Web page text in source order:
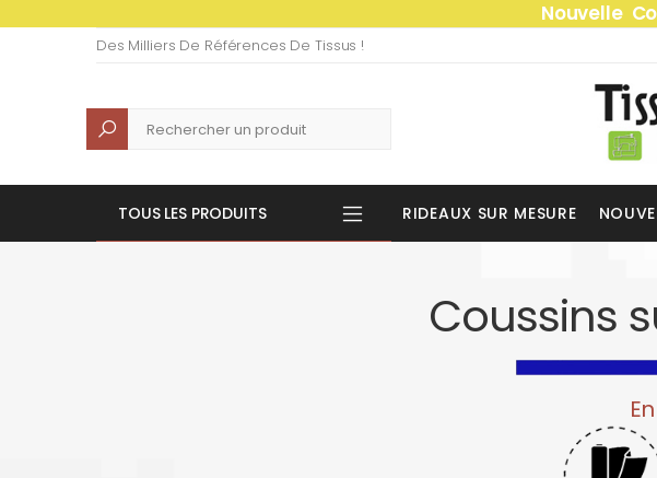
Nouvelle
Des Milliers De Références De Tissus !
Recherche
TOUS LES PRODUITS RIDEAUX SUR MESURE
Coussins